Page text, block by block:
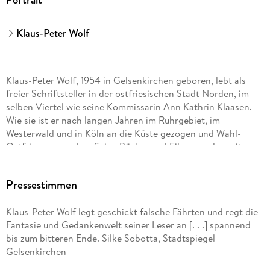
Klaus-Peter Wolf
Klaus-Peter Wolf, 1954 in Gelsenkirchen geboren, lebt als
freier Schriftsteller in der ostfriesischen Stadt Norden, im
selben Viertel wie seine Kommissarin Ann Kathrin Klaasen.
Wie sie ist er nach langen Jahren im Ruhrgebiet, im
Westerwald und in Köln an die Küste gezogen und Wahl-
Ostfriese geworden. Seine Bücher und Filme wurden mit
verkauft worden. Mehr als 60 seiner Drehbücher wurden
Autor ist Mitglied im PEN-Zentrum Deutschland.
Die Romane mit Hauptkommissarin Ann Kathrin Klaasen
stehen regelmäßig mehrere Wochen auf Platz 1 der Spiegel-
Pressestimmen
Klaus-Peter Wolf legt geschickt falsche Fährten und regt die
Fantasie und Gedankenwelt seiner Leser an [. . .] spannend
bis zum bitteren Ende. Silke Sobotta, Stadtspiegel
Gelsenkirchen